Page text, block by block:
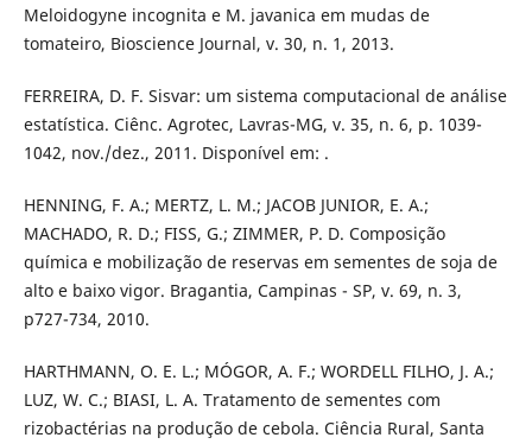
Meloidogyne incognita e M. javanica em mudas de
tomateiro, Bioscience Journal, v. 30, n. 1, 2013.
FERREIRA, D. F. Sisvar: um sistema computacional de análise
estatística. Ciênc. Agrotec, Lavras-MG, v. 35, n. 6, p. 1039-
1042, nov./dez., 2011. Disponível em: .
HENNING, F. A.; MERTZ, L. M.; JACOB JUNIOR, E. A.;
MACHADO, R. D.; FISS, G.; ZIMMER, P. D. Composição
química e mobilização de reservas em sementes de soja de
alto e baixo vigor. Bragantia, Campinas - SP, v. 69, n. 3,
p727-734, 2010.
HARTHMANN, O. E. L.; MÓGOR, A. F.; WORDELL FILHO, J. A.;
LUZ, W. C.; BIASI, L. A. Tratamento de sementes com
rizobactérias na produção de cebola. Ciência Rural, Santa